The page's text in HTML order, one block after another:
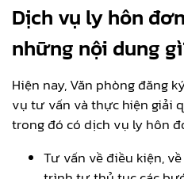
Dịch vụ ly hôn
những nội dung
Hiện nay, Văn phòng đăng
vụ tư vấn và thực hiện giải
trong đó có dịch vụ ly hôn
Tư vấn về điều kiện,